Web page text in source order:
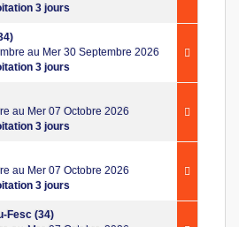
3 jours
au Mer 30 Septembre 2026
3 jours
au Mer 07 Octobre 2026
3 jours
au Mer 07 Octobre 2026
3 jours
Fesc (34)